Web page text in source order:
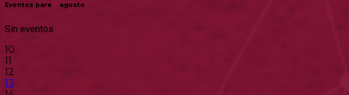
Eventos para agosto
Sin eventos
10
11
12
13